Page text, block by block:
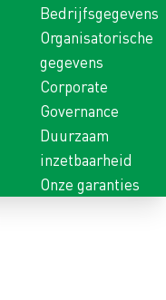
Bedrijfsgegevens
Organisatorische
gegevens
Corporate
Governance
Duurzaam
inzetbaarheid
Onze garanties